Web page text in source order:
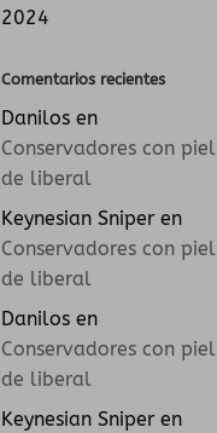
2024
Comentarios recientes
Danilos en
Conservadores con piel
de liberal
Keynesian Sniper en
Conservadores con piel
de liberal
Danilos en
Conservadores con piel
de liberal
Keynesian Sniper en